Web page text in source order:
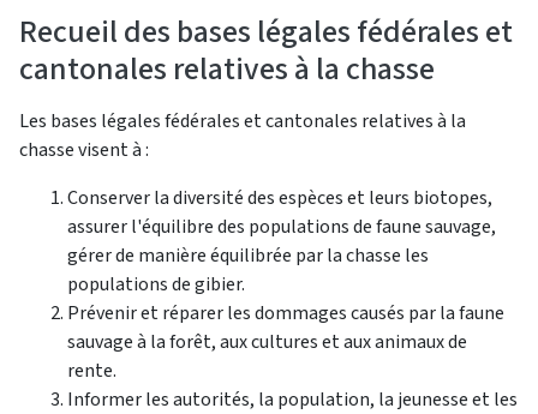
Recueil des bases légales fédérales et
cantonales relatives à la chasse
Les bases légales fédérales et cantonales relatives à la
chasse visent à :
Conserver la diversité des espèces et leurs biotopes,
assurer l'équilibre des populations de faune sauvage,
gérer de manière équilibrée par la chasse les
populations de gibier.
Prévenir et réparer les dommages causés par la faune
sauvage à la forêt, aux cultures et aux animaux de
rente.
Informer les autorités, la population, la jeunesse et les